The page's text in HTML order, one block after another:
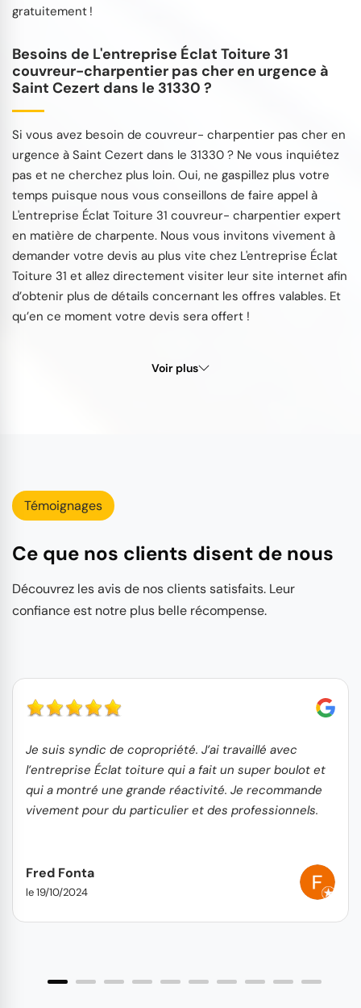
gratuitement !
Besoins de L'entreprise Éclat Toiture 31
couvreur-charpentier pas cher en urgence à
Saint Cezert dans le 31330 ?
Si vous avez besoin de couvreur- charpentier pas cher en
urgence à Saint Cezert dans le 31330 ? Ne vous inquiétez
pas et ne cherchez plus loin. Oui, ne gaspillez plus votre
temps puisque nous vous conseillons de faire appel à
L'entreprise Éclat Toiture 31 couvreur- charpentier expert
en matière de charpente. Nous vous invitons vivement à
demander votre devis au plus vite chez L'entreprise Éclat
Toiture 31 et allez directement visiter leur site internet afin
d’obtenir plus de détails concernant les offres valables. Et
qu’en ce moment votre devis sera offert !
Voir plus
Témoignages
Ce que nos clients disent de nous
Découvrez les avis de nos clients satisfaits. Leur
confiance est notre plus belle récompense.
Je suis syndic de copropriété. J’ai travaillé avec
l’entreprise Éclat toiture qui a fait un super boulot et
qui a montré une grande réactivité. Je recommande
vivement pour du particulier et des professionnels.
Fred Fonta
le 19/10/2024